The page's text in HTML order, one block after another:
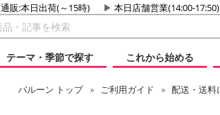
通販:本日出荷(～15時) 本日店舗営業(14:00-17:50)
テーマ・季節で探す
これから始める
バルーン トップ ご利用ガイド 配送・送料